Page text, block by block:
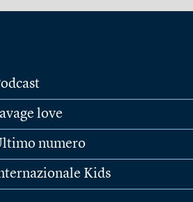
love
numero
Kids